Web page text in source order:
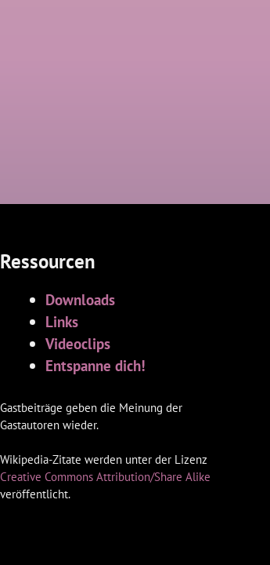
Ressourcen
Downloads
Links
Videoclips
Entspanne dich!
Gastbeiträge geben die Meinung der
Gastautoren wieder.
Wikipedia-Zitate werden unter der Lizenz
Creative Commons Attribution/Share Alike
veröffentlicht.